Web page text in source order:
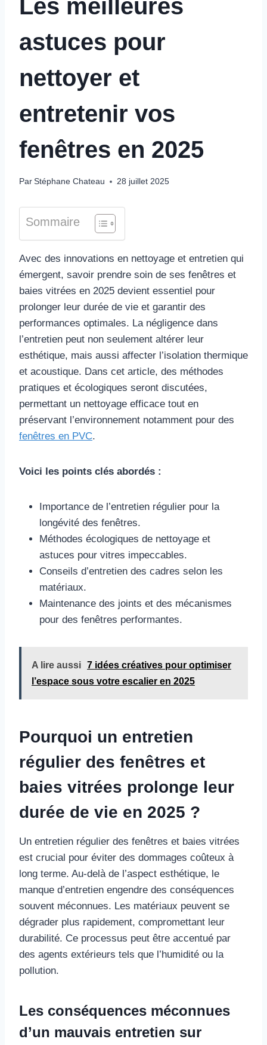
Les meilleures
astuces pour
nettoyer et
entretenir vos
fenêtres en 2025
Par Stéphane Chateau 28 juillet 2025
Sommaire
Avec des innovations en nettoyage et entretien qui
émergent, savoir prendre soin de ses fenêtres et
baies vitrées en 2025 devient essentiel pour
prolonger leur durée de vie et garantir des
performances optimales. La négligence dans
l’entretien peut non seulement altérer leur
esthétique, mais aussi affecter l’isolation thermique
et acoustique. Dans cet article, des méthodes
pratiques et écologiques seront discutées,
permettant un nettoyage efficace tout en
préservant l’environnement notamment pour des
fenêtres en PVC.
Voici les points clés abordés :
Importance de l’entretien régulier pour la
longévité des fenêtres.
Méthodes écologiques de nettoyage et
astuces pour vitres impeccables.
Conseils d’entretien des cadres selon les
matériaux.
Maintenance des joints et des mécanismes
pour des fenêtres performantes.
A lire aussi 7 idées créatives pour optimiser
l’espace sous votre escalier en 2025
Pourquoi un entretien
régulier des fenêtres et
baies vitrées prolonge leur
durée de vie en 2025 ?
Un entretien régulier des fenêtres et baies vitrées
est crucial pour éviter des dommages coûteux à
long terme. Au-delà de l’aspect esthétique, le
manque d’entretien engendre des conséquences
souvent méconnues. Les matériaux peuvent se
dégrader plus rapidement, compromettant leur
durabilité. Ce processus peut être accentué par
des agents extérieurs tels que l’humidité ou la
pollution.
Les conséquences méconnues
d’un mauvais entretien sur